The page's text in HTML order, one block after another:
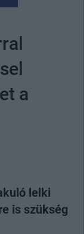
a
lelki
is szükség